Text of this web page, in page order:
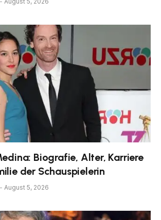
Biografie, Alter, Karriere
der Schauspielerin
August 5, 2026